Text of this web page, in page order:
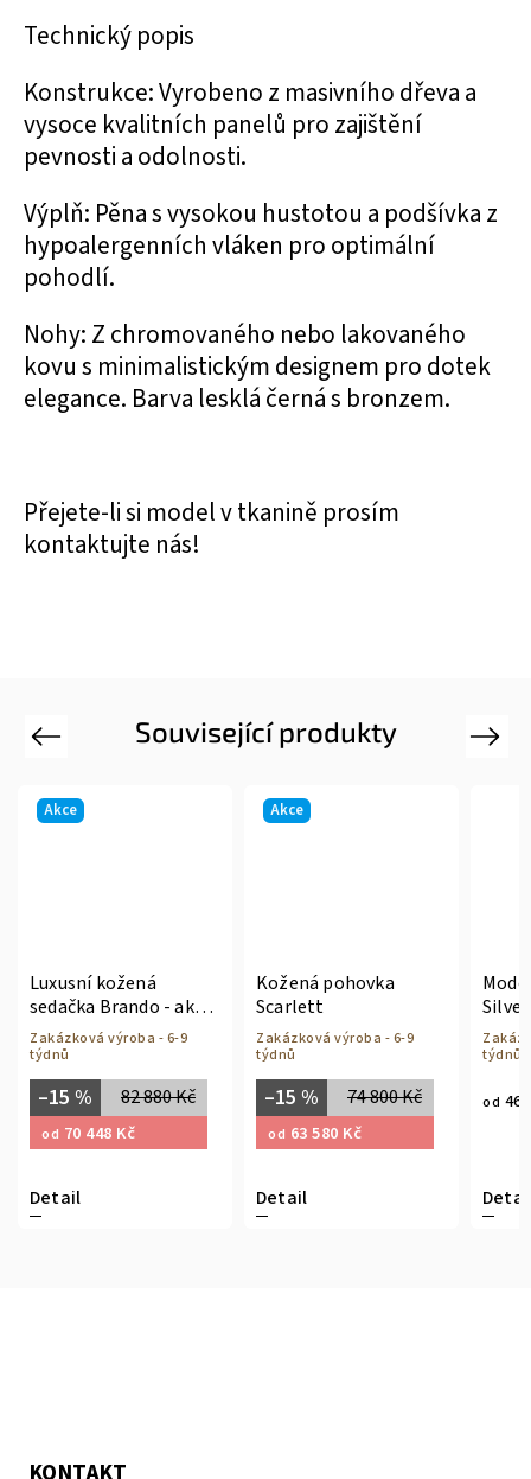
Technický popis
Konstrukce: Vyrobeno z masivního dřeva a
vysoce kvalitních panelů pro zajištění
pevnosti a odolnosti.
Výplň: Pěna s vysokou hustotou a podšívka z
hypoalergenních vláken pro optimální
pohodlí.
Nohy: Z chromovaného nebo lakovaného
kovu s minimalistickým designem pro dotek
elegance. Barva lesklá černá s bronzem.
Přejete-li si model v tkanině prosím
kontaktujte nás!
Související produkty
Previous
Akce
Luxusní kožená
sedačka Brando - akce
2 el. polohování
zdarma!
Zakázková výroba - 6-9
týdnů
82 880 Kč
–15 %
od 70 448 Kč
Detail
Akce
Kožená pohovka
Scarlett
Zakázková výroba - 6-9
týdnů
74 800 Kč
–15 %
od 63 580 Kč
Detail
týdnů
od 46
Next